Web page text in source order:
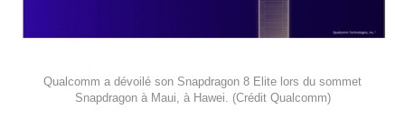
Qualcomm a dévoilé son Snapdragon 8 Elite lors du sommet
Snapdragon à Maui, à Hawei. (Crédit Qualcomm)